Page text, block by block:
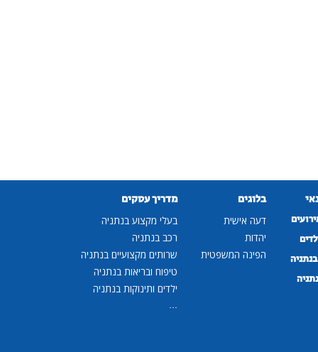
בלוגים
דעה אישית
יהדות
הפינה המשפטית
מדריך עסקים
בעלי מקצוע בנתניה
רכב בנתניה
שרותים מקצועיים בנתניה
טיפוח ובריאות בנתניה
ילדים ותינוקות בנתניה